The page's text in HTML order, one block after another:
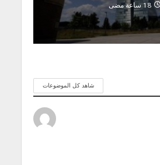
18 ساعة مضى
شاهد كل الموضوعات